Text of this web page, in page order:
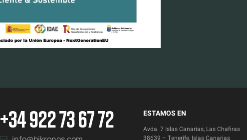
+34 922 73 67 72 ESTAMOS EN
Avda. 7 Islas Canarias, Las Chafiras